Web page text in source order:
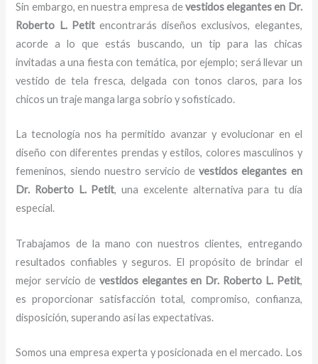
Sin embargo, en nuestra empresa devestidos elegantesen Dr.
Roberto L. Petit encontrarás diseños exclusivos, elegantes,
acorde a lo que estás buscando, un tip para las chicas
invitadas a una fiesta con temática, por ejemplo; será llevar un
vestido de tela fresca, delgada con tonos claros, para los
chicos un traje manga larga sobrio y sofisticado.
La tecnología nos ha permitido avanzar y evolucionar en el
diseño con diferentes prendas y estilos, colores masculinos y
femeninos, siendo nuestro servicio devestidos elegantes en
Dr. Roberto L. Petit, una excelente alternativa para tu día
especial.
Trabajamos de la mano con nuestros clientes, entregando
resultados confiables y seguros. El propósito de brindar el
mejor servicio de vestidos elegantesen Dr. Roberto L. Petit,
es proporcionar satisfacción total, compromiso, confianza,
disposición, superando así las expectativas.
Somos una empresa experta y posicionada en el mercado. Los